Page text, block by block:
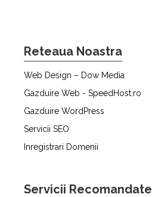
Reteaua Noastra
Web Design – Dow Media
Gazduire Web - SpeedHost.ro
Gazduire WordPress
Servicii SEO
Inregistrari Domenii
Servicii Recomandate